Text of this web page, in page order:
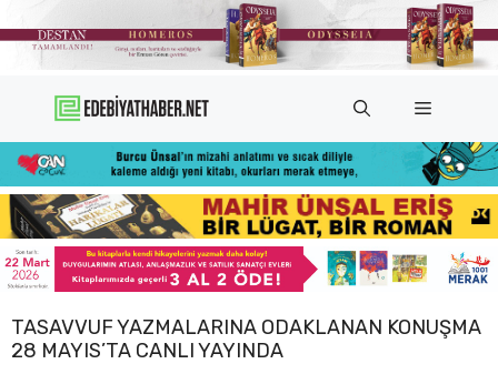
atla
Menü
TASAVVUF YAZMALARINA ODAKLANAN KONUŞMA
28 MAYIS’TA CANLI YAYINDA